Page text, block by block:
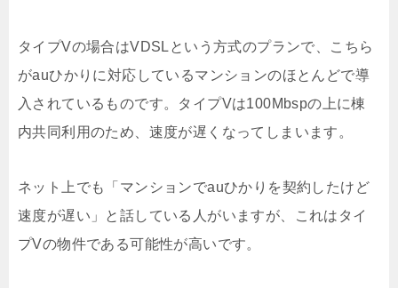
タイプVの場合はVDSLという方式のプランで、こちら
がauひかりに対応しているマンションのほとんどで導
入されているものです。タイプVは100Mbspの上に棟
内共同利用のため、速度が遅くなってしまいます。
ネット上でも「マンションでauひかりを契約したけど
速度が遅い」と話している人がいますが、これはタイ
プVの物件である可能性が高いです。